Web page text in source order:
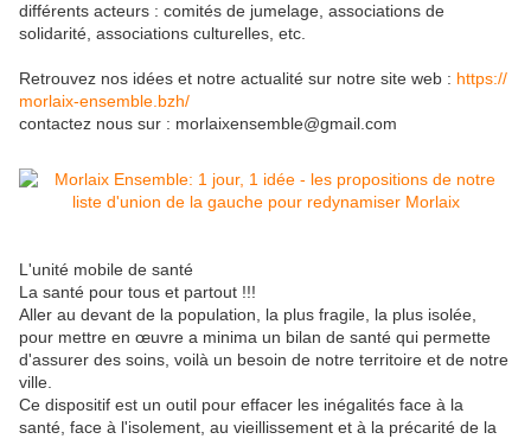
différents acteurs : comités de jumelage, associations de
solidarité, associations culturelles, etc.
Retrouvez nos idées et notre actualité sur notre site web : https://
morlaix-ensemble.bzh/
contactez nous sur : morlaixensemble@gmail.com
L'unité mobile de santé
La santé pour tous et partout !!!
Aller au devant de la population, la plus fragile, la plus isolée,
pour mettre en œuvre a minima un bilan de santé qui permette
d'assurer des soins, voilà un besoin de notre territoire et de notre
ville.
Ce dispositif est un outil pour effacer les inégalités face à la
santé, face à l'isolement, au vieillissement et à la précarité de la